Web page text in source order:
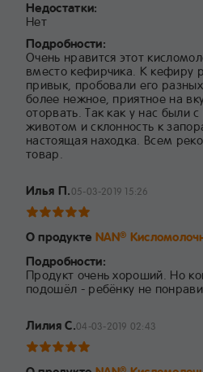
Недостатки:
Нет
Подробности:
Очень нравится этот
вместо кефирчика. К кефиру
привык, пробовали его
более нежное, приятное на
оторвать. Так как у нас были
животом и склонность к
настоящая находка. Всем
товар.
Илья П.05-03-2019 15:26
О продукте NAN®
Подробности:
Продукт очень хороший. Но
подошёл - ребёнку не
Лилия С.04-03-2019 02:43